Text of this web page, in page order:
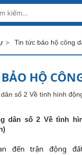
VIỆT NAM
AFFAIRS
> Tin tức bảo hộ công
HỘ
dân số 2 Về tình
đến trận động